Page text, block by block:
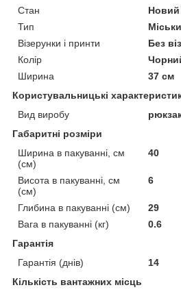
Стан
Новий
Тип
Візерунки і принти
Без
Колір
Ширина
37 см
Користувальницькі
Вид виробу
Габаритні розміри
Ширина в пакуванні, см
(см)
40
Висота в пакуванні, см
(см)
6
Глибина в пакуванні (см)
29
Вага в пакуванні (кг)
0.6
Гарантія
Гарантія (днів)
14
Кількість вантажних місць